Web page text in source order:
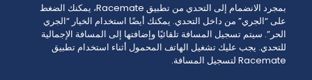
بمجرد الانضمام إلى التحدي من تطبيق Racemate، يمكنك الضغط
على “الجري” من داخل التحدي. يمكنك أيضًا استخدام الخيار “الجري
الحر”. سيتم تسجيل المسافة تلقائيًا وإضافتها إلى المسافة الإجمالية
للتحدي. يجب عليك تشغيل الهاتف المحمول أثناء استخدام تطبيق
Racemate لتسجيل المسافة.